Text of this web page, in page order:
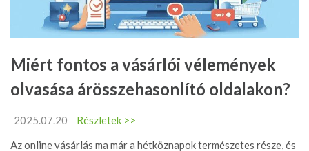
Miért fontos a vásárlói vélemények
olvasása árösszehasonlító oldalakon?
2025.07.20
Részletek >>
Az online vásárlás ma már a hétköznapok természetes része, és